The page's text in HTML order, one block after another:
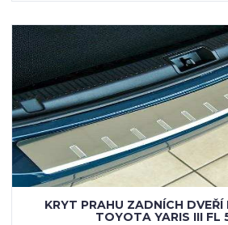
KRYT PRAHU ZADNÍCH DVEŘÍ
TOYOTA YARIS III FL